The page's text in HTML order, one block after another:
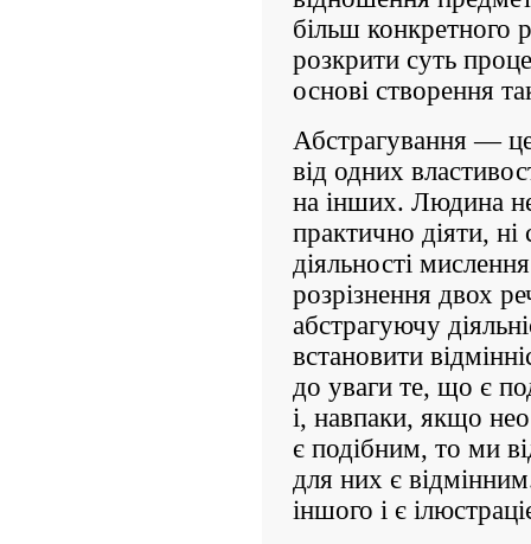
більш конкретного
розкрити суть
основі створення
Абстрагування —
від одних
на інших. Людина
практично діяти, ні
діяльності
розрізнення двох
абстрагуючу
встановити
до уваги те, що є
і, навпаки, якщо
є подібним, то ми
для них є
іншого і є